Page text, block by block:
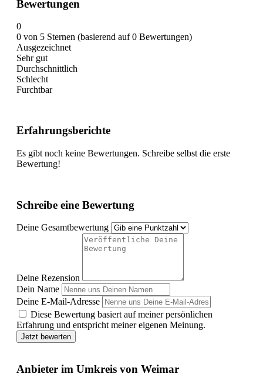
Bewertungen
0
0 von 5 Sternen (basierend auf 0 Bewertungen)
Ausgezeichnet
Sehr gut
Durchschnittlich
Schlecht
Furchtbar
Erfahrungsberichte
Es gibt noch keine Bewertungen. Schreibe selbst die erste
Bewertung!
Schreibe eine Bewertung
Deine Gesamtbewertung
Deine Rezension
Dein Name
Deine E-Mail-Adresse
Diese Bewertung basiert auf meiner persönlichen
Erfahrung und entspricht meiner eigenen Meinung.
Jetzt bewerten
Anbieter im Umkreis von Weimar